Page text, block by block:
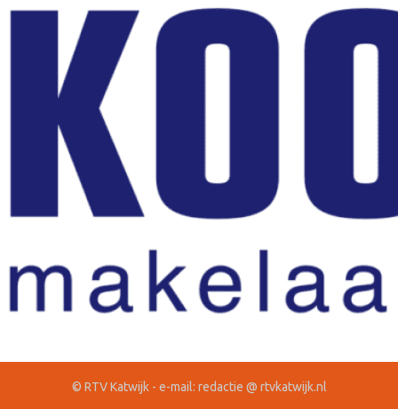
© RTV Katwijk - e-mail: redactie @ rtvkatwijk.nl